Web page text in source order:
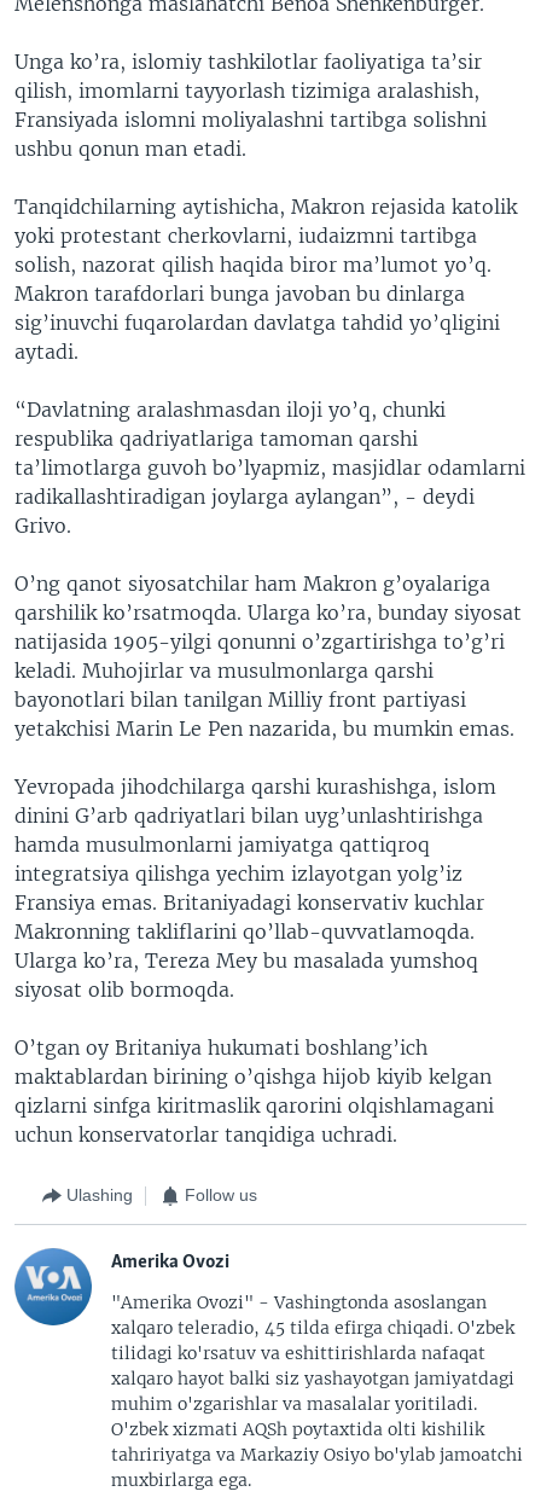
Unga ko’ra, islomiy tashkilotlar faoliyatiga ta’sir
qilish, imomlarni tayyorlash tizimiga aralashish,
Fransiyada islomni moliyalashni tartibga solishni
ushbu qonun man etadi.
Tanqidchilarning aytishicha, Makron rejasida katolik
yoki protestant cherkovlarni, iudaizmni tartibga
solish, nazorat qilish haqida biror ma’lumot yo’q.
Makron tarafdorlari bunga javoban bu dinlarga
sig’inuvchi fuqarolardan davlatga tahdid yo’qligini
aytadi.
“Davlatning aralashmasdan iloji yo’q, chunki
respublika qadriyatlariga tamoman qarshi
ta’limotlarga guvoh bo’lyapmiz, masjidlar odamlarni
radikallashtiradigan joylarga aylangan”, - deydi
Grivo.
O’ng qanot siyosatchilar ham Makron g’oyalariga
qarshilik ko’rsatmoqda. Ularga ko’ra, bunday siyosat
natijasida 1905-yilgi qonunni o’zgartirishga to’g’ri
keladi. Muhojirlar va musulmonlarga qarshi
bayonotlari bilan tanilgan Milliy front partiyasi
yetakchisi Marin Le Pen nazarida, bu mumkin emas.
Yevropada jihodchilarga qarshi kurashishga, islom
dinini G’arb qadriyatlari bilan uyg’unlashtirishga
hamda musulmonlarni jamiyatga qattiqroq
integratsiya qilishga yechim izlayotgan yolg’iz
Fransiya emas. Britaniyadagi konservativ kuchlar
Makronning takliflarini qo’llab-quvvatlamoqda.
Ularga ko’ra, Tereza Mey bu masalada yumshoq
siyosat olib bormoqda.
O’tgan oy Britaniya hukumati boshlang’ich
maktablardan birining o’qishga hijob kiyib kelgan
qizlarni sinfga kiritmaslik qarorini olqishlamagani
uchun konservatorlar tanqidiga uchradi.
Ulashing Follow us
Amerika Ovozi
"Amerika Ovozi" - Vashingtonda asoslangan
xalqaro teleradio, 45 tilda efirga chiqadi. O'zbek
tilidagi ko'rsatuv va eshittirishlarda nafaqat
xalqaro hayot balki siz yashayotgan jamiyatdagi
muhim o'zgarishlar va masalalar yoritiladi.
O'zbek xizmati AQSh poytaxtida olti kishilik
tahririyatga va Markaziy Osiyo bo'ylab jamoatchi
muxbirlarga ega.